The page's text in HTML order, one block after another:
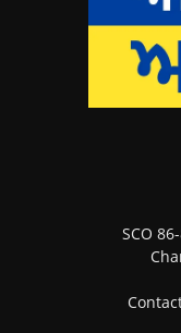
SCO